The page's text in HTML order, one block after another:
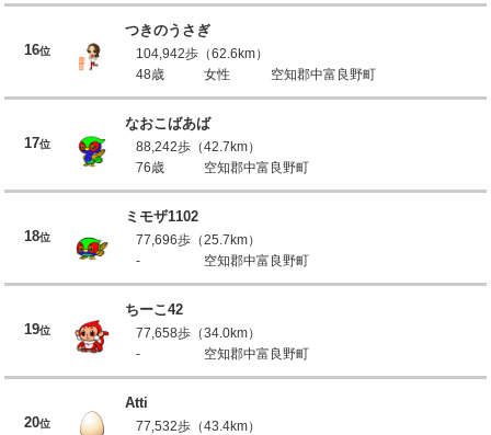
16位
つきのうさぎ
104,942歩（62.6km）
48歳
女性 空知郡中富良野町
17位
なおこばあば
88,242歩（42.7km）
76歳
空知郡中富良野町
18位
ミモザ1102
77,696歩（25.7km）
-
空知郡中富良野町
19位
ちーこ42
77,658歩（34.0km）
-
空知郡中富良野町
20位
Atti
77,532歩（43.4km）